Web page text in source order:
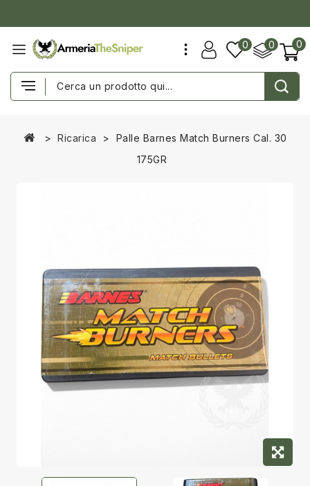
0
0
0
Ricarica
Palle Barnes Match Burners Cal. 30
175GR